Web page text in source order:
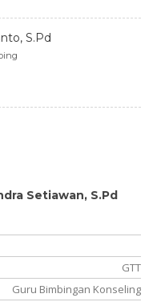
S.Pd
Setiawan, S.Pd
GTT
Guru Bimbingan Konseling